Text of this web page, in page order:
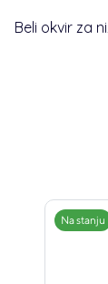
Beli okvir za
Na stanju